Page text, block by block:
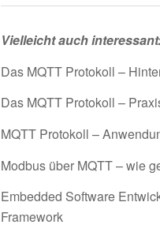
Vielleicht auch
Das MQTT Protokoll –
Das MQTT Protokoll –
MQTT Protokoll –
Modbus über MQTT – wie
Embedded Software
Framework